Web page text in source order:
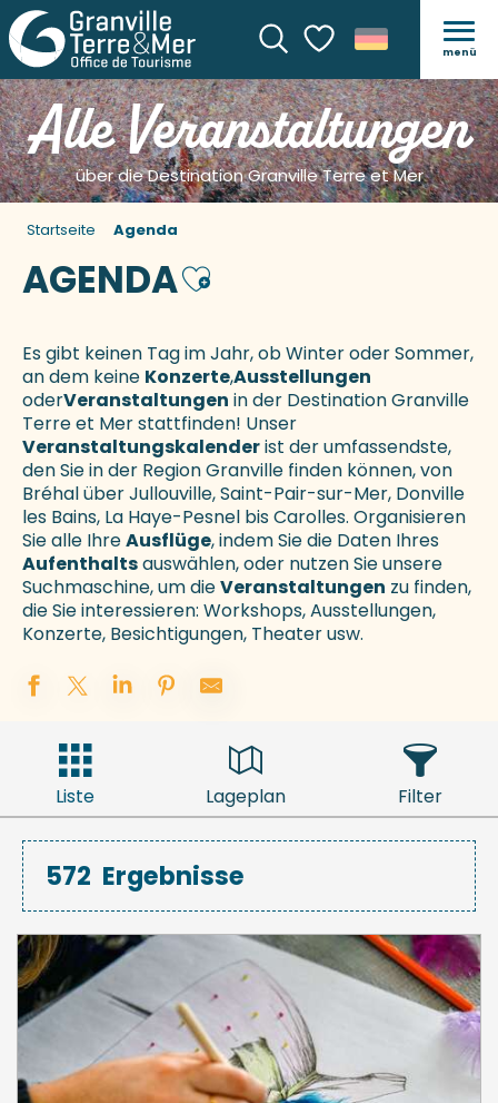
SucheVoir les favoris
menü
Alle Veranstaltungen
über die Destination Granville Terre et Mer
Startseite Agenda
AGENDAAjouter aux favoris
Es gibt keinen Tag im Jahr, ob Winter oder Sommer,
an dem keine Konzerte,Ausstellungen
oderVeranstaltungen in der Destination Granville
Terre et Mer stattfinden! Unser
Veranstaltungskalenderist der umfassendste,
den Sie in der Region Granville finden können, von
Bréhal über Jullouville, Saint-Pair-sur-Mer, Donville
les Bains, La Haye-Pesnel bis Carolles. Organisieren
Sie alle IhreAusflüge, indem Sie die Daten Ihres
Aufenthaltsauswählen, oder nutzen Sie unsere
Suchmaschine, um dieVeranstaltungen zu finden,
die Sie interessieren: Workshops, Ausstellungen,
Konzerte, Besichtigungen, Theater usw.
Liste Lageplan Filter
572 Ergebnisse